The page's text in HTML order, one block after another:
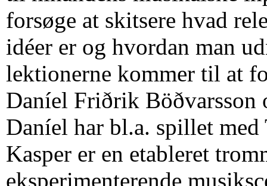
forsøge at skitsere hvad
idéer er og hvordan man
lektionerne kommer til at
Daníel Friðrik Böðvarsson
Daníel har bl.a. spillet
Kasper er en etableret
eksperimenterende